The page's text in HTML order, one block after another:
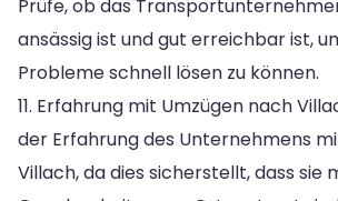
Prüfe, ob das
ansässig ist und gut erreichbar ist,
Probleme schnell lösen zu können.
11. Erfahrung mit Umzügen nach
der Erfahrung des Unternehmens
Villach, da dies sicherstellt, dass sie